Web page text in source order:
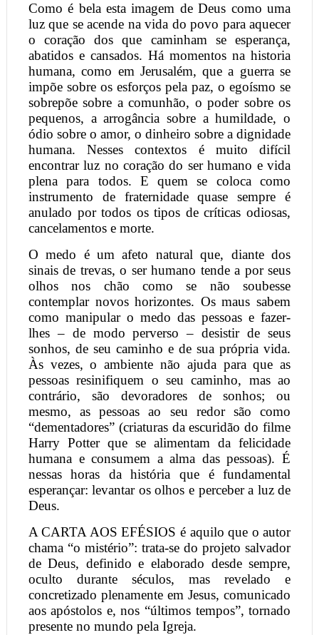
Como é bela esta imagem de Deus como uma
luz que se acende na vida do povo para aquecer
o coração dos que caminham se esperança,
abatidos e cansados. Há momentos na historia
humana, como em Jerusalém, que a guerra se
impõe sobre os esforços pela paz, o egoísmo se
sobrepõe sobre a comunhão, o poder sobre os
pequenos, a arrogância sobre a humildade, o
ódio sobre o amor, o dinheiro sobre a dignidade
humana. Nesses contextos é muito difícil
encontrar luz no coração do ser humano e vida
plena para todos. E quem se coloca como
instrumento de fraternidade quase sempre é
anulado por todos os tipos de críticas odiosas,
cancelamentos e morte.
O medo é um afeto natural que, diante dos
sinais de trevas, o ser humano tende a por seus
olhos nos chão como se não soubesse
contemplar novos horizontes. Os maus sabem
como manipular o medo das pessoas e fazer-
lhes – de modo perverso – desistir de seus
sonhos, de seu caminho e de sua própria vida.
Às vezes, o ambiente não ajuda para que as
pessoas resinifiquem o seu caminho, mas ao
contrário, são devoradores de sonhos; ou
mesmo, as pessoas ao seu redor são como
“dementadores” (criaturas da escuridão do filme
Harry Potter que se alimentam da felicidade
humana e consumem a alma das pessoas). É
nessas horas da história que é fundamental
esperançar: levantar os olhos e perceber a luz de
Deus.
A CARTA AOS EFÉSIOS é aquilo que o autor
chama “o mistério”: trata-se do projeto salvador
de Deus, definido e elaborado desde sempre,
oculto durante séculos, mas revelado e
concretizado plenamente em Jesus, comunicado
aos apóstolos e, nos “últimos tempos”, tornado
presente no mundo pela Igreja.